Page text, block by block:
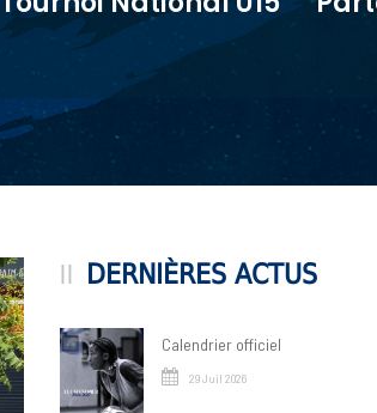
DERNIÈRES ACTUS
Calendrier officiel
29 Juil 2026